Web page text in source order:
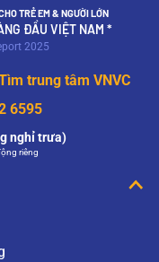
TRẺ EM & NGƯỜI LỚN
ĐẦU VIỆT NAM *
2025
trung tâm VNVC
6595
nghỉ trưa)
riêng